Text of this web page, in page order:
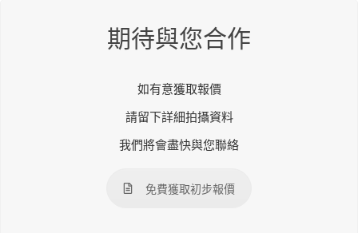
期待與您合作
如有意獲取報價
請留下詳細拍攝資料
我們將會盡快與您聯絡
免費獲取初步報價